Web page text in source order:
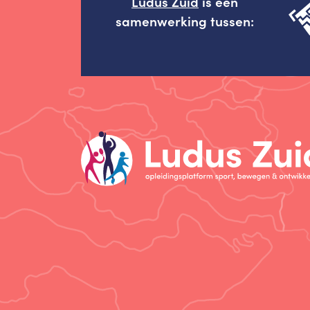
samenwerking tussen: